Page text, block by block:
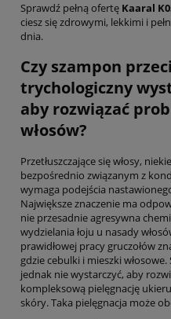
Sprawdź pełną ofertę Kaaral
ciesz się zdrowymi, lekkimi i
dnia.
Czy szampon
trychologiczny
aby rozwiązać
włosów?
Przetłuszczające się włosy,
bezpośrednio związanym z
wymaga podejścia
Największe znaczenie ma
nie przesadnie agresywna
wydzielania łoju u nasady
prawidłowej pracy gruczołów
gdzie cebulki i mieszki włosowe.
jednak nie wystarczyć, aby
kompleksową pielęgnację
skóry. Taka pielęgnacja może